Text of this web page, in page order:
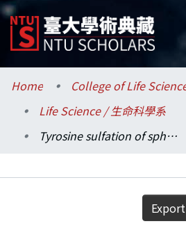
Communities & Collections
Research Outputs
Home
Life Science / 生命科學系
Tyrosine sulfation of sphingosine 1-phosphate 1 (S1P1) is required for S1P-mediated cell migration in primary cultures of human umbilical vein endothelial cells
Details
Export